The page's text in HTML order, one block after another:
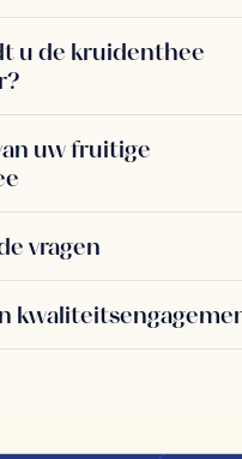
u de kruidenthee
uw fruitige
vragen